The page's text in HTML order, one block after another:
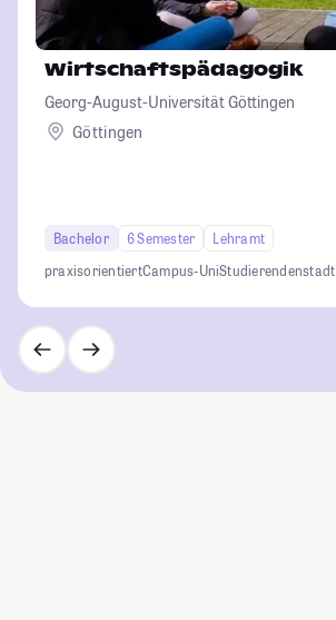
Wirtschaftspädagogik
Georg-August-Universität Göttingen
Göttingen
Bachelor 6 Semester
Lehramt
praxisorientiertCampus-UniStudierendenstadt